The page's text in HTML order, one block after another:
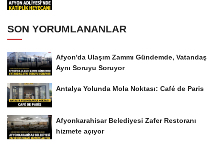
SON YORUMLANANLAR
Afyon'da Ulaşım Zammı Gündemde, Vatandaş
Aynı Soruyu Soruyor
Antalya Yolunda Mola Noktası: Café de Paris
Afyonkarahisar Belediyesi Zafer Restoranı
hizmete açıyor